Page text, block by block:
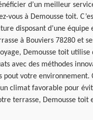
d’un meilleur
vous à Demousse toit.
disposant d’une équipe
à Bouviers 78280 et
Demousse toit utilise
avec des méthodes
pout votre environnement.
climat favorable pour
terrasse, Demousse toit